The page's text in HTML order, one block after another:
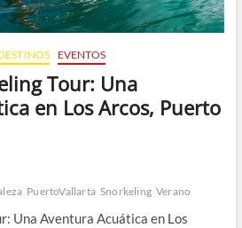
EVENTOS
Tour: Una
en Los Arcos, Puerto
PuertoVallarta Snorkeling Verano
Una Aventura Acuática en Los